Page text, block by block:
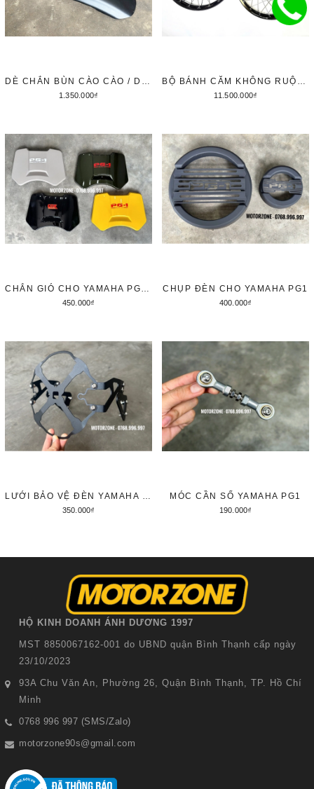
DÈ CHẮN BÙN CÀO CÀO / DÈ KIỂU SCRAMBLER CHO YAMAHA PG1
1.350.000₫
BỘ BÁNH CĂM KHÔNG RUỘT X1R CHO YAMAHA PG1 17INCH
11.500.000₫
CHẮN GIÓ CHO YAMAHA PG1 KIỂU MOTOLORD
450.000₫
CHỤP ĐÈN CHO YAMAHA PG1
400.000₫
LƯỚI BẢO VỆ ĐÈN YAMAHA PG1
350.000₫
MÓC CẦN SỐ YAMAHA PG1
190.000₫
HỘ KINH DOANH ÁNH DƯƠNG 1997
MST 8850067162-001 do UBND quận Bình Thạnh cấp ngày
23/10/2023
93A Chu Văn An, Phường 26, Quận Bình Thạnh, TP. Hồ Chí
Minh
0768 996 997 (SMS/Zalo)
motorzone90s@gmail.com